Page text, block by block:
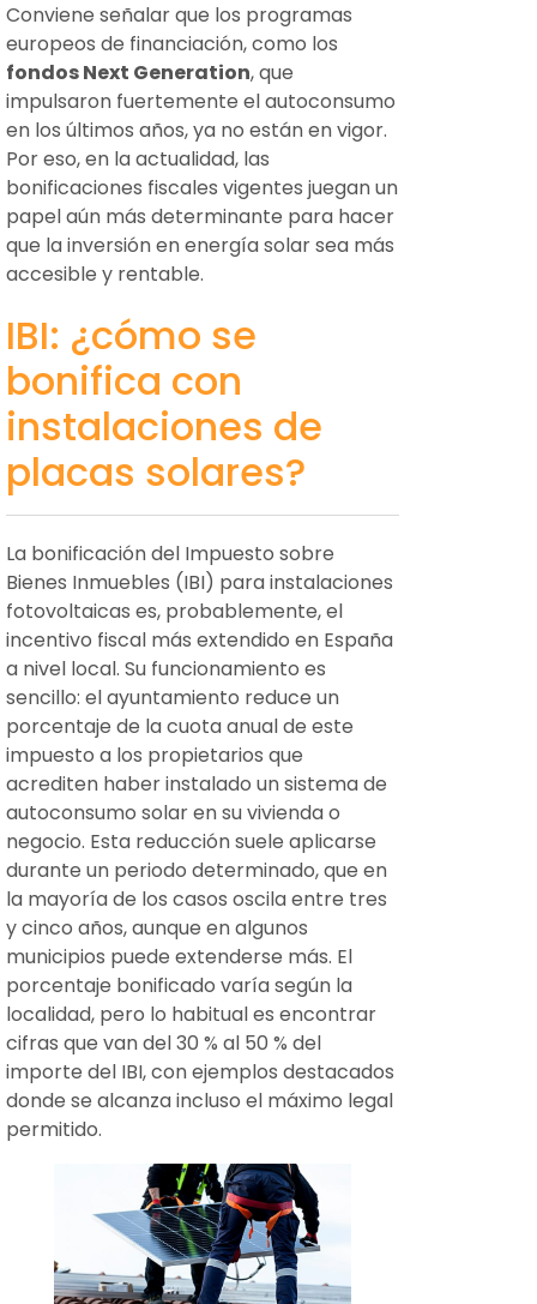
Conviene señalar que los programas
europeos de financiación, como los
fondos Next Generation, que
impulsaron fuertemente el autoconsumo
en los últimos años, ya no están en vigor.
Por eso, en la actualidad, las
bonificaciones fiscales vigentes juegan un
papel aún más determinante para hacer
que la inversión en energía solar sea más
accesible y rentable.
IBI: ¿cómo se
bonifica con
instalaciones de
placas solares?
La bonificación del Impuesto sobre
Bienes Inmuebles (IBI) para instalaciones
fotovoltaicas es, probablemente, el
incentivo fiscal más extendido en España
a nivel local. Su funcionamiento es
sencillo: el ayuntamiento reduce un
porcentaje de la cuota anual de este
impuesto a los propietarios que
acrediten haber instalado un sistema de
autoconsumo solar en su vivienda o
negocio. Esta reducción suele aplicarse
durante un periodo determinado, que en
la mayoría de los casos oscila entre tres
y cinco años, aunque en algunos
municipios puede extenderse más. El
porcentaje bonificado varía según la
localidad, pero lo habitual es encontrar
cifras que van del 30 % al 50 % del
importe del IBI, con ejemplos destacados
donde se alcanza incluso el máximo legal
permitido.